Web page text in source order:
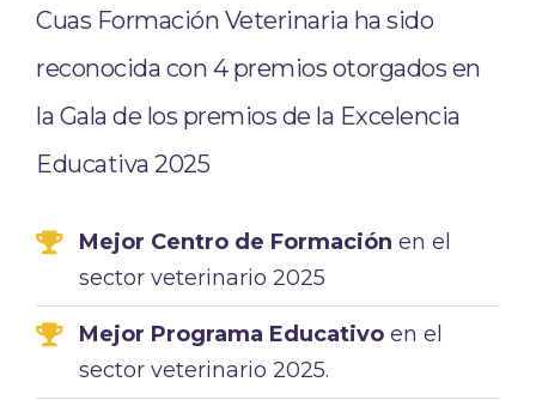
Cuas Formación Veterinaria ha sido
reconocida con 4 premios otorgados en
la Gala de los premios de la Excelencia
Educativa 2025
Mejor Centro de Formación en el
sector veterinario 2025
Mejor Programa Educativo en el
sector veterinario 2025.